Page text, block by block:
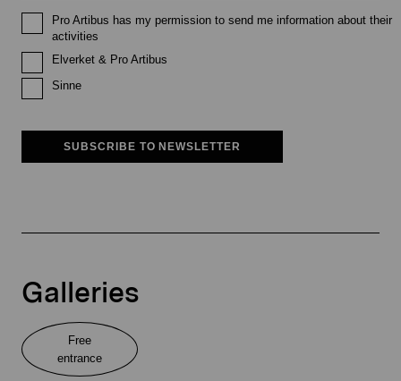
Pro Artibus has my permission to send me information about their
activities
Elverket & Pro Artibus
Sinne
SUBSCRIBE TO NEWSLETTER
Galleries
Free
entrance